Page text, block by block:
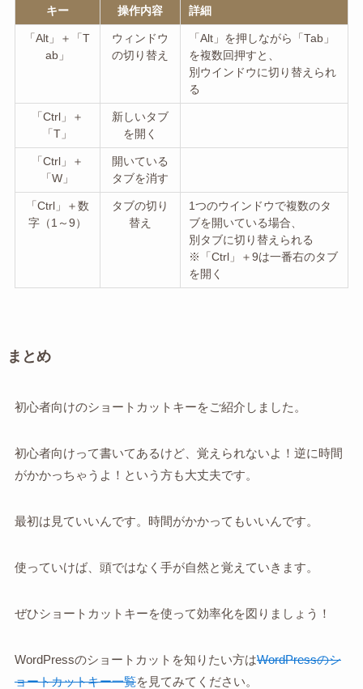
キー 操作内容 詳細
「Alt」＋「T
ab」
ウィンドウ
の切り替え
「Alt」を押しながら「Tab」
を複数回押すと、
別ウインドウに切り替えられ
る
「Ctrl」＋
「T」
新しいタブ
を開く
「Ctrl」＋
「W」
開いている
タブを消す
「Ctrl」＋数
字（1～9）
タブの切り
替え
1つのウインドウで複数のタ
ブを開いている場合、
別タブに切り替えられる
※「Ctrl」＋9は一番右のタブ
を開く
まとめ
初心者向けのショートカットキーをご紹介しました。
初心者向けって書いてあるけど、覚えられないよ！逆に時間
がかかっちゃうよ！という方も大丈夫です。
最初は見ていいんです。時間がかかってもいいんです。
使っていけば、頭ではなく手が自然と覚えていきます。
ぜひショートカットキーを使って効率化を図りましょう！
WordPressのショートカットを知りたい方はWordPressのシ
ョートカットキー一覧を見てみてください。